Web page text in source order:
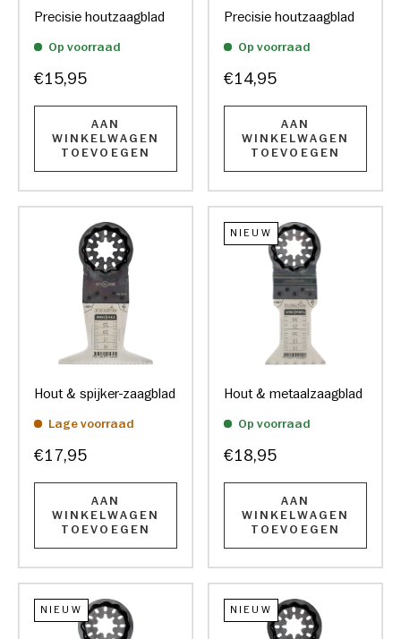
Precisie houtzaagblad
Op voorraad
€15,95
AAN
WINKELWAGEN
TOEVOEGEN
Precisie houtzaagblad
Op voorraad
€14,95
AAN
WINKELWAGEN
TOEVOEGEN
Hout & spijker-zaagblad
Lage voorraad
€17,95
AAN
WINKELWAGEN
TOEVOEGEN
NIEUW
Hout & metaalzaagblad
Op voorraad
€18,95
AAN
WINKELWAGEN
TOEVOEGEN
NIEUW NIEUW